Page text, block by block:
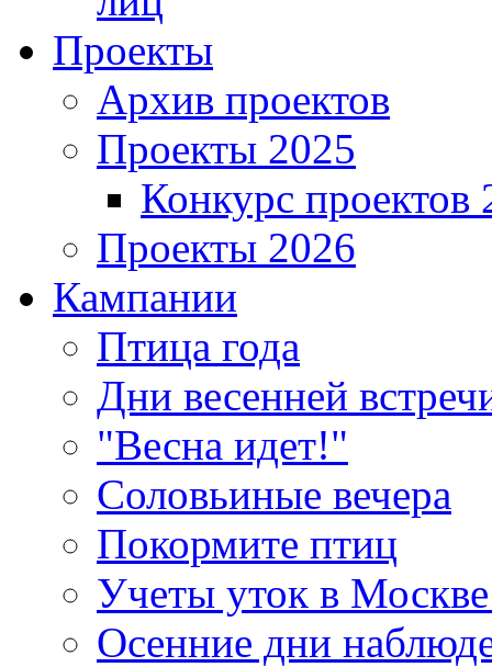
Проекты
Архив проектов
Проекты 2025
Конкурс проектов
Проекты 2026
Кампании
Птица года
Дни весенней
"Весна идет!"
Соловьиные вечера
Покормите птиц
Учеты уток в
Осенние дни